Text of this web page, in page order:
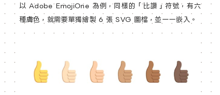
以 Adobe EmojiOne 為例，同樣的「比讚」符號，有六
種膚色，就需要單獨繪製 6 張 SVG 圖檔，並一一嵌入。